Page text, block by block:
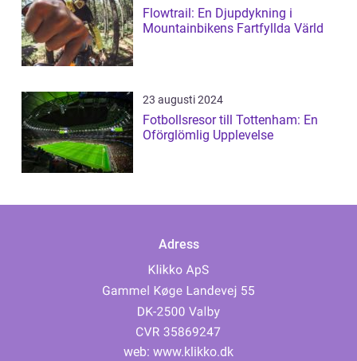
Flowtrail: En Djupdykning i
Mountainbikens Fartfyllda Värld
23 augusti 2024
Fotbollsresor till Tottenham: En
Oförglömlig Upplevelse
Adress
web: www.klikko.dk